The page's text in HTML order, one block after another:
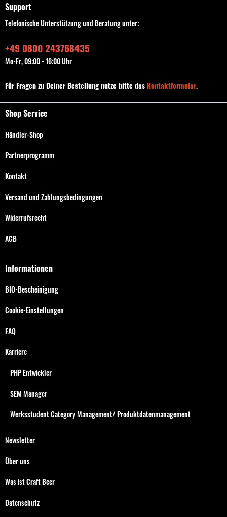
Support
Telefonische Unterstützung und Beratung unter:
+49 0800 243768435
Mo-Fr, 09:00 - 16:00 Uhr
Für Fragen zu Deiner Bestellung nutze bitte dasKontaktformular.
Shop Service
Händler-Shop
Partnerprogramm
Kontakt
Versand und Zahlungsbedingungen
Widerrufsrecht
AGB
Informationen
BIO-Bescheinigung
Cookie-Einstellungen
FAQ
Karriere
PHP Entwickler
SEM Manager
Werksstudent Category Management/ Produktdatenmanagement
Newsletter
Über uns
Was ist Craft Beer
Datenschutz